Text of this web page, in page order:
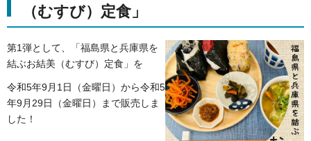
（むすび）定食」
第1弾として、
「福島県と兵庫県を
結ぶお結美（むすび）定食」を
令和5年9月1日（金曜日）から令和5
年9月29日（金曜日）まで販売しま
した！